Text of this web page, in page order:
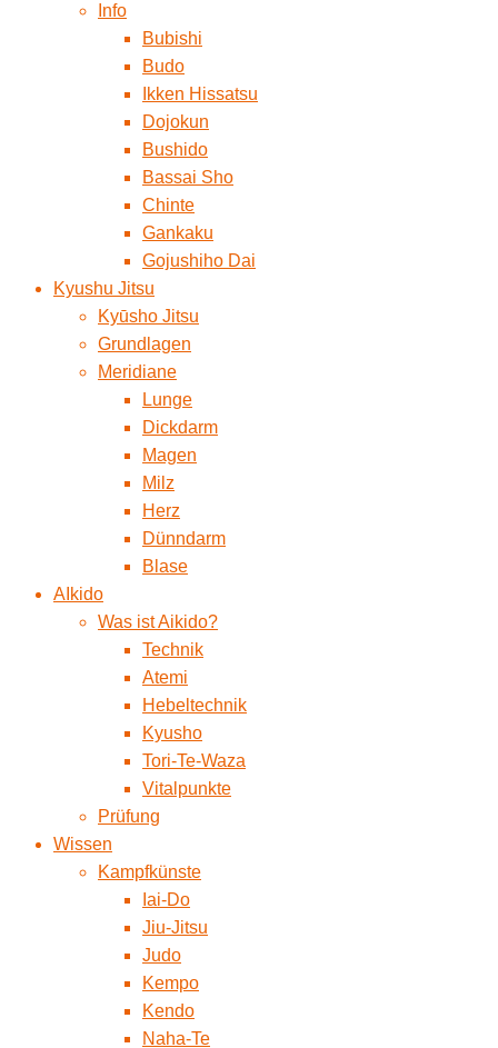
Info
Bubishi
Budo
Ikken Hissatsu
Dojokun
Bushido
Bassai Sho
Chinte
Gankaku
Gojushiho Dai
Kyushu Jitsu
Kyūsho Jitsu
Grundlagen
Meridiane
Lunge
Dickdarm
Magen
Milz
Herz
Dünndarm
Blase
AIkido
Was ist Aikido?
Technik
Atemi
Hebeltechnik
Kyusho
Tori-Te-Waza
Vitalpunkte
Prüfung
Wissen
Kampfkünste
Iai-Do
Jiu-Jitsu
Judo
Kempo
Kendo
Naha-Te